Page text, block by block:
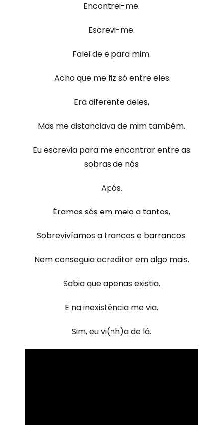
Encontrei-me.
Escrevi-me.
Falei de e para mim.
Acho que me fiz só entre eles
Era diferente deles,
Mas me distanciava de mim também.
Eu escrevia para me encontrar entre as
sobras de nós
Após.
Éramos sós em meio a tantos,
Sobrevivíamos a trancos e barrancos.
Nem conseguia acreditar em algo mais.
Sabia que apenas existia.
E na inexistência me via.
Sim, eu vi(nh)a de lá.